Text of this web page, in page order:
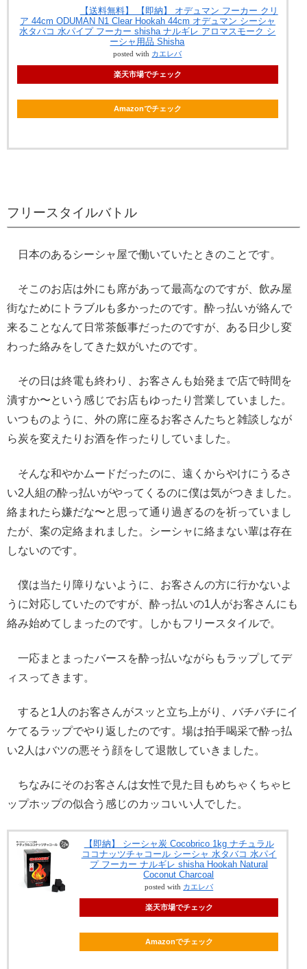
【送料無料】 【即納】 オデュマン フーカー クリ
ア 44cm ODUMAN N1 Clear Hookah 44cm オデュマン シーシャ
水タバコ 水パイプ フーカー shisha ナルギレ アロマスモーク シ
ーシャ用品 Shisha
posted with カエレバ
楽天市場でチェック
Amazonでチェック
フリースタイルバトル
日本のあるシーシャ屋で働いていたときのことです。
そこのお店は外にも席があって最高なのですが、飲み屋
街なためにトラブルも多かったのです。酔っ払いが絡んで
来ることなんて日常茶飯事だったのですが、ある日少し変
わった絡みをしてきた奴がいたのです。
その日は終電も終わり、お客さんも始発まで店で時間を
潰すか〜という感じでお店もゆったり営業していました。
いつものように、外の席に座るお客さんたちと雑談しなが
ら炭を変えたりお酒を作ったりしていました。
そんな和やかムードだったのに、遠くからやけにうるさ
い2人組の酔っ払いがやってくるのに僕は気がつきました。
絡まれたら嫌だな〜と思って通り過ぎるのを祈っていまし
たが、案の定絡まれました。シーシャに絡まない輩は存在
しないのです。
僕は当たり障りないように、お客さんの方に行かないよ
うに対応していたのですが、酔っ払いの1人がお客さんにも
絡み始めてしまったのです。しかもフリースタイルで。
一応まとまったバースを酔っ払いながらもラップしてデ
ィスってきます。
すると1人のお客さんがスッと立ち上がり、バチバチにイ
ケてるラップでやり返したのです。場は拍手喝采で酔っ払
い2人はバツの悪そう顔をして退散していきました。
ちなみにそのお客さんは女性で見た目もめちゃくちゃヒ
ップホップの似合う感じのカッコいい人でした。
【即納】 シーシャ炭 Cocobrico 1kg ナチュラル
ココナッツチャコール シーシャ 水タバコ 水パイ
プ フーカー ナルギレ shisha Hookah Natural
Coconut Charcoal
posted with カエレバ
楽天市場でチェック
Amazonでチェック